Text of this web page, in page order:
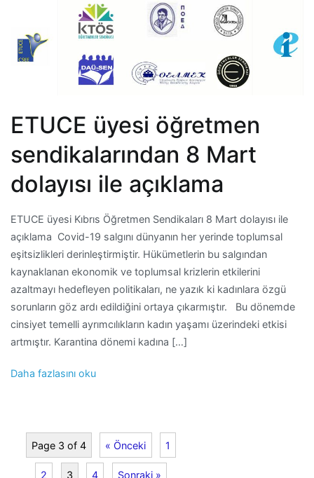
ETUCE üyesi öğretmen
sendikalarından 8 Mart
dolayısı ile açıklama
ETUCE üyesi Kıbrıs Öğretmen Sendikaları 8 Mart dolayısı ile
açıklama Covid-19 salgını dünyanın her yerinde toplumsal
eşitsizlikleri derinleştirmiştir. Hükümetlerin bu salgından
kaynaklanan ekonomik ve toplumsal krizlerin etkilerini
azaltmayı hedefleyen politikaları, ne yazık ki kadınlara özgü
sorunların göz ardı edildiğini ortaya çıkarmıştır. Bu dönemde
cinsiyet temelli ayrımcılıkların kadın yaşamı üzerindeki etkisi
artmıştır. Karantina dönemi kadına […]
Daha fazlasını oku
Page 3 of 4 « Önceki 1
2 3 4 Sonraki »